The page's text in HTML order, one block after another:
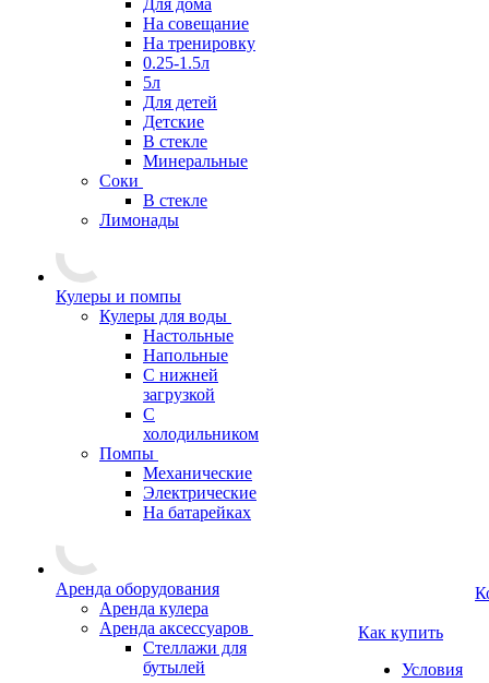
Для дома
На совещание
На тренировку
0.25-1.5л
5л
Для детей
Детские
В стекле
Минеральные
Соки
В стекле
Лимонады
Кулеры и помпы
Кулеры для воды
Настольные
Напольные
С нижней
загрузкой
С
холодильником
Помпы
Механические
Электрические
На батарейках
Аренда оборудования
Аренда кулера
Аренда аксессуаров
Стеллажи для
бутылей
Как купить
Условия